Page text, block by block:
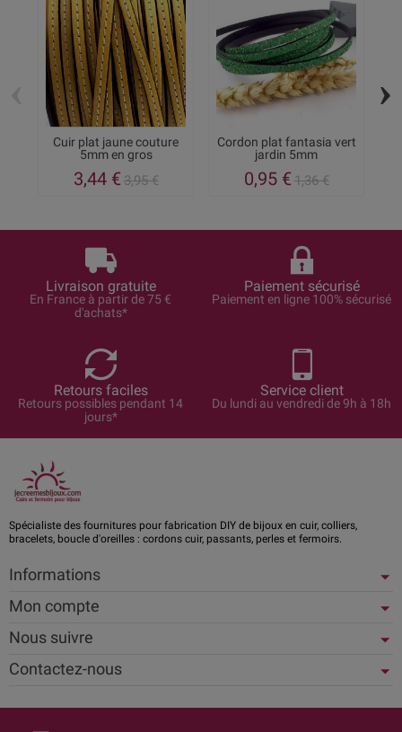
Cuir plat jaune couture
5mm en gros
3,44 €3,95 €
Cordon plat fantasia vert
jardin 5mm
0,95 €1,36 €
›
Livraison gratuite
En France à partir de 75 €
d'achats*
Paiement sécurisé
Paiement en ligne 100% sécurisé
Retours faciles
Retours possibles pendant 14
jours*
Service client
Du lundi au vendredi de 9h à 18h
Spécialiste des fournitures pour fabrication DIY de bijoux en cuir, colliers,
bracelets, boucle d'oreilles : cordons cuir, passants, perles et fermoirs.
Informations
Mon compte
Nous suivre
Contactez-nous